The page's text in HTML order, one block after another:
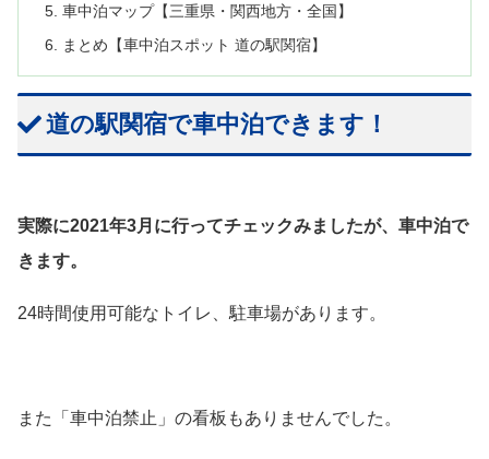
車中泊マップ【三重県・関西地方・全国】
まとめ【車中泊スポット 道の駅関宿】
道の駅関宿で車中泊できます！
実際に2021年3月に行ってチェックみましたが、車中泊で
きます。
24時間使用可能なトイレ、駐車場があります。
また「車中泊禁止」の看板もありませんでした。